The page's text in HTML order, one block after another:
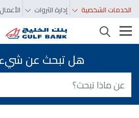
الخدمات الشخصية إدارة الثروات الأعمال
تغيير التصفّح
هل تبحث عن